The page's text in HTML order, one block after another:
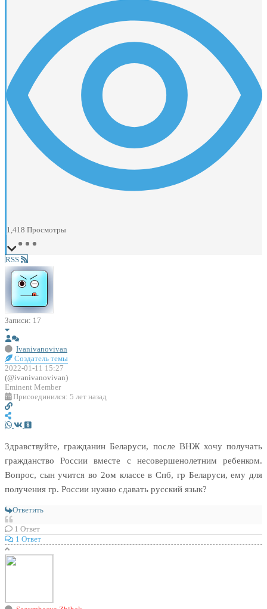
1,418 Просмотры
RSS
Записи: 17
Ivanivanovivan
Создатель темы
2022-01-11 15:27
(@ivanivanovivan)
Eminent Member
Присоединился: 5 лет назад
Здравствуйте, гражданин Беларуси, после ВНЖ хочу получать
гражданство России вместе с несовершенолетним ребенком.
Вопрос, сын учится во 2ом классе в Спб, гр Беларуси, ему для
получения гр. России нужно сдавать русский язык?
Ответить
1 Ответ
1 Ответ